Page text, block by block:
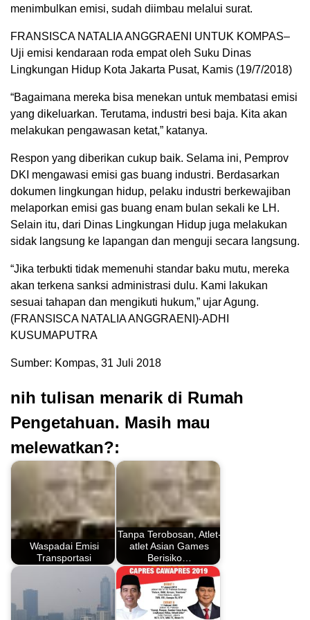
menimbulkan emisi, sudah diimbau melalui surat.
FRANSISCA NATALIA ANGGRAENI UNTUK KOMPAS–
Uji emisi kendaraan roda empat oleh Suku Dinas
Lingkungan Hidup Kota Jakarta Pusat, Kamis (19/7/2018)
“Bagaimana mereka bisa menekan untuk membatasi emisi
yang dikeluarkan. Terutama, industri besi baja. Kita akan
melakukan pengawasan ketat,” katanya.
Respon yang diberikan cukup baik. Selama ini, Pemprov
DKI mengawasi emisi gas buang industri. Berdasarkan
dokumen lingkungan hidup, pelaku industri berkewajiban
melaporkan emisi gas buang enam bulan sekali ke LH.
Selain itu, dari Dinas Lingkungan Hidup juga melakukan
sidak langsung ke lapangan dan menguji secara langsung.
“Jika terbukti tidak memenuhi standar baku mutu, mereka
akan terkena sanksi administrasi dulu. Kami lakukan
sesuai tahapan dan mengikuti hukum,” ujar Agung.
(FRANSISCA NATALIA ANGGRAENI)-ADHI
KUSUMAPUTRA
Sumber: Kompas, 31 Juli 2018
nih tulisan menarik di Rumah
Pengetahuan. Masih mau
melewatkan?:
Waspadai Emisi
Transportasi
Tanpa Terobosan, Atlet-
atlet Asian Games
Berisiko…